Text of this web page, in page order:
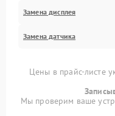
Замена дисплея
Замена датчика
Цены в прайс-листе
Мы проверим ваше